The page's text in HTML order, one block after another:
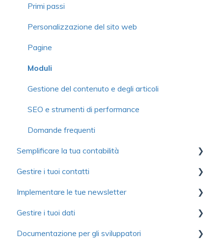
Gestione dei membri
Scheda del membro
Modulo
Comunicazioni
Gestione delle organizzazioni o famiglie
Gestione delle adesioni
Prezzi
Organizzazione o famiglia
Funzioni avanzate
Formazione continua
Domande frequenti
Moduli
Biglietti elettronici
Impostazioni avanzate
Comunicazioni
Gestione dei prezzi
Gestione delle iscrizioni
Gestione delle attività con le sessioni
Congressi
Domande frequenti
Gestione delle donazioni
Attestazioni di donazione
Donazioni ricorrenti
Gestione delle campagne
Gestione delle campagne partecipative
Gestione dei donatori
Domande frequenti
Primi passi
Personalizzazione del sito web
Pagine
Moduli
Gestione del contenuto e degli articoli
SEO e strumenti di performance
Domande frequenti
Semplificare la tua contabilità
Primi passi
Gestione dei ricavi
Gestione dei costi
Contabilità
Gestire i tuoi contatti
Gestione dei contatti
Domande frequenti
Implementare le tue newsletter
Introduzione a Yapla Newsletter
Scopri Yapla Newsletters
Gestire i tuoi dati
Primi passi
Documentazione per gli sviluppatori